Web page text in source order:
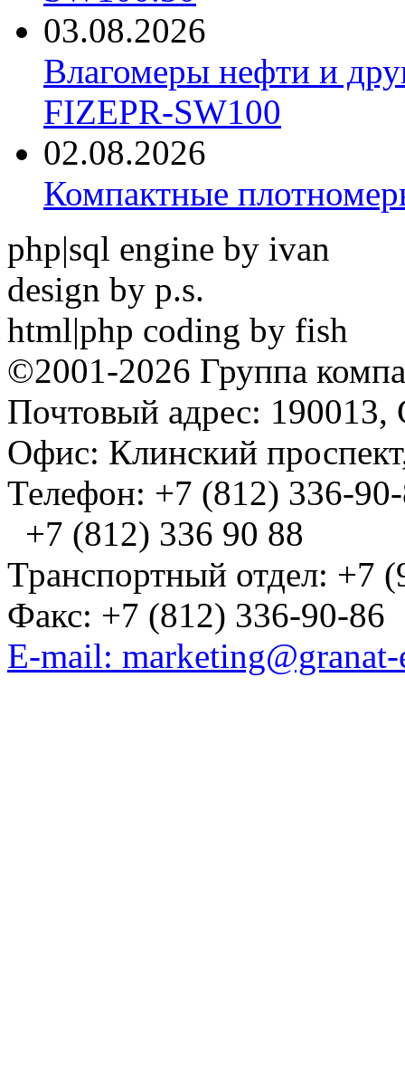
03.08.2026
Влагомеры нефти и
FIZEPR-SW100
02.08.2026
Компактные
php|sql engine by ivan
design by p.s.
html|php coding by fish
©2001-2026 Группа
Почтовый адрес: 190013,
Офис: Клинский
Телефон: +7 (812) 336-
+7 (812) 336 90 88
Транспортный отдел: +7
Факс: +7 (812) 336-90-86
E-mail: